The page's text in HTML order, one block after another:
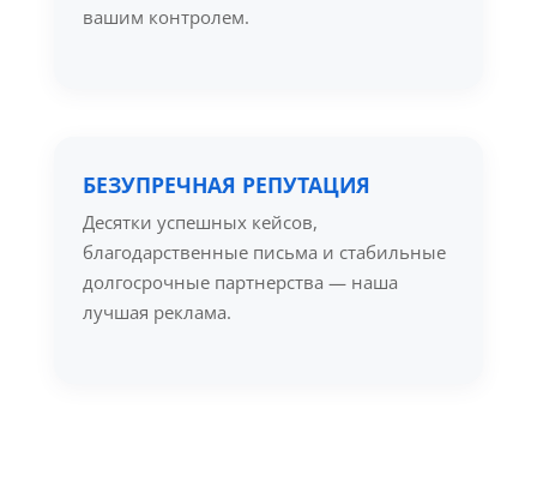
вашим контролем.
БЕЗУПРЕЧНАЯ РЕПУТАЦИЯ
Десятки успешных кейсов,
благодарственные письма и стабильные
долгосрочные партнерства — наша
лучшая реклама.